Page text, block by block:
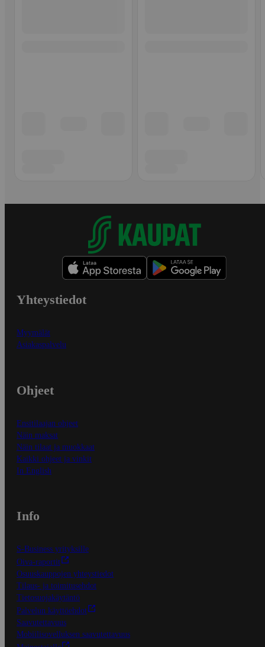
Yhteystiedot
Myymälät
Asiakaspalvelu
Ohjeet
Ensitilaajan ohjeet
Näin maksat
Näin tilaat ja muokkaat
Kaikki ohjeet ja vinkit
In English
Info
S-Business yrityksille
Oiva-raportit
Osuuskauppojen yhteystiedot
Tilaus- ja toimitusehdot
Tietosuojakäytäntö
Palvelun käyttöehdot
Saavutettavuus
Mobiilisovelluksen saavutettavuus